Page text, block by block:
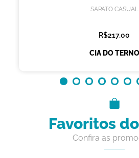
SAPATO CASUAL
R$217,00
CIA DO TERNO
Favoritos
Confira as